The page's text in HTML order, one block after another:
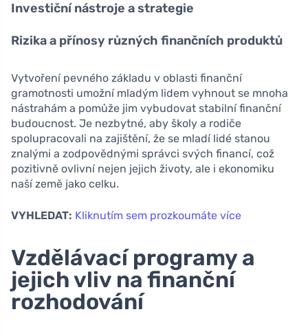
Investiční nástroje a strategie
Rizika a přínosy různých finančních produktů
Vytvoření pevného základu v oblasti finanční
gramotnosti umožní mladým lidem vyhnout se mnoha
nástrahám a pomůže jim vybudovat stabilní finanční
budoucnost. Je nezbytné, aby školy a rodiče
spolupracovali na zajištění, že se mladí lidé stanou
znalými a zodpovědnými správci svých financí, což
pozitivně ovlivní nejen jejich životy, ale i ekonomiku
naší země jako celku.
VYHLEDAT: Kliknutím sem prozkoumáte více
Vzdělávací programy a
jejich vliv na finanční
rozhodování